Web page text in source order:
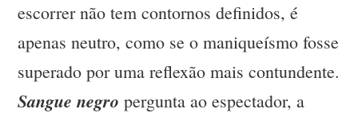
escorrer não tem contornos definidos, é
apenas neutro, como se o maniqueísmo fosse
superado por uma reflexão mais contundente.
Sangue negro pergunta ao espectador, a